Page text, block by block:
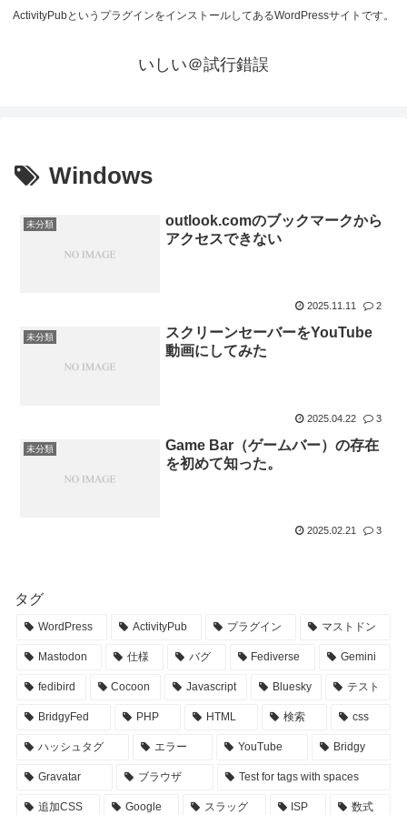
ActivityPubというプラグインをインストールしてあるWordPressサイトです。
いしい＠試行錯誤
Windows
未分類
outlook.comのブックマークから
アクセスできない
2025.11.11 2
未分類
スクリーンセーバーをYouTube
動画にしてみた
2025.04.22 3
未分類
Game Bar（ゲームバー）の存在
を初めて知った。
2025.02.21 3
タグ
WordPress ActivityPub プラグイン マストドン
Mastodon 仕様 バグ Fediverse Gemini
fedibird Cocoon Javascript Bluesky テスト
BridgyFed PHP HTML 検索 css
ハッシュタグ エラー YouTube Bridgy
Gravatar ブラウザ Test for tags with spaces
追加CSS Google スラッグ ISP 数式